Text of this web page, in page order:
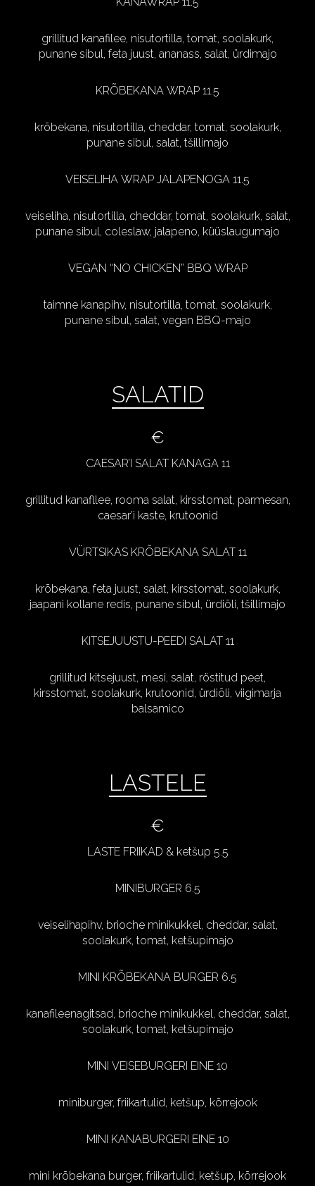
grillitud kanafilee, nisutortilla, tomat, soolakurk,
punane sibul, feta juust, ananass, salat, ürdimajo
KRÕBEKANA WRAP 11.5
krõbekana, nisutortilla, cheddar, tomat, soolakurk,
punane sibul, salat, tšillimajo
VEISELIHA WRAP JALAPENOGA 11.5
veiseliha, nisutortilla, cheddar, tomat, soolakurk, salat,
punane sibul, coleslaw, jalapeno, küüslaugumajo
VEGAN “NO CHICKEN” BBQ WRAP
taimne kanapihv, nisutortilla, tomat, soolakurk,
punane sibul, salat, vegan BBQ-majo
SALATID
€
CAESAR’I SALAT KANAGA 11
grillitud kanafllee, rooma salat, kirsstomat, parmesan,
caesar’i kaste, krutoonid
VÜRTSIKAS KRÕBEKANA SALAT 11
krõbekana, feta juust, salat, kirsstomat, soolakurk,
jaapani kollane redis, punane sibul, ürdiõli, tšillimajo
KITSEJUUSTU-PEEDI SALAT 11
grillitud kitsejuust, mesi, salat, röstitud peet,
kirsstomat, soolakurk, krutoonid, ürdiõli, viigimarja
balsamico
LASTELE
€
LASTE FRIIKAD & ketšup 5.5
MINIBURGER 6.5
veiselihapihv, brioche minikukkel, cheddar, salat,
soolakurk, tomat, ketšupimajo
MINI KRÕBEKANA BURGER 6.5
kanafileenagitsad, brioche minikukkel, cheddar, salat,
soolakurk, tomat, ketšupimajo
MINI VEISEBURGERI EINE 10
miniburger, friikartulid, ketšup, kõrrejook
MINI KANABURGERI EINE 10
mini krõbekana burger, friikartulid, ketšup, kõrrejook